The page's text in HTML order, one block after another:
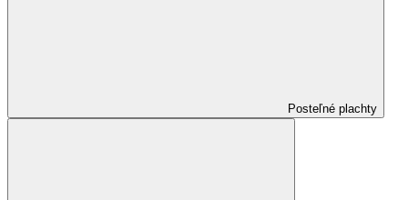
Posteľné plachty